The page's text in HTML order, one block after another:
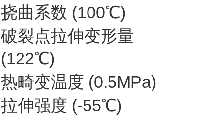
挠曲系数 (100℃)
破裂点拉伸变形量
(122℃)
热畸变温度 (0.5MPa)
拉伸强度 (-55℃)